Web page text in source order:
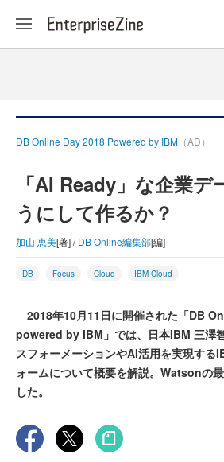
DB Online Day 2018 Powered by IBM （AD）
「AI Ready」な企業デ
うにして作るか？
加山 恵美[著] /DB Online編集部[編]
DB Focus Cloud IBM Cloud
2018年10月11日に開催された「DB
powered by IBM」では、日本IBM 三澤
スフォーメーションやAI活用を実現する
ォームについて概要を解説。Watsonの
した。